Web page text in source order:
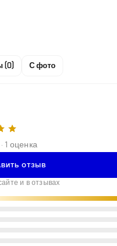
(0) С фото
1 оценка
ОТЗЫВ
и в отзывах